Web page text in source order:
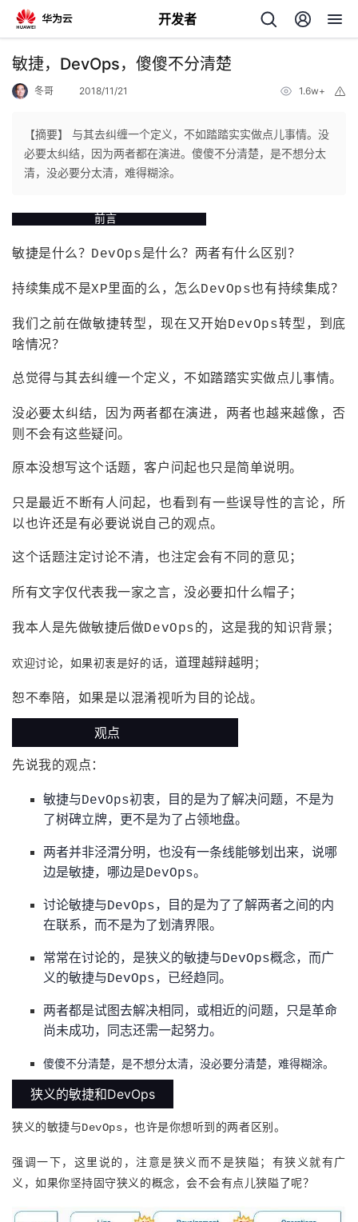
开发者
返
人
我
发
者
我
的
博
我
的
我
播
活
动
的
关
我
的
发
学
课
的
证
我
实
验
的
收
藏
我
Programs
的
持
持
建
议
敏捷，DevOps，傻傻不分清楚
冬哥 2018/11/21 1.6w+
【摘要】 与其去纠缠一个定义，不如踏踏实实做点儿事情。没
必要太纠结，因为两者都在演进。傻傻不分清楚，是不想分太
清，没必要分太清，难得糊涂。
前言
敏捷是什么？DevOps是什么？两者有什么区别？
持续集成不是XP里面的么，怎么DevOps也有持续集成？
我们之前在做敏捷转型，现在又开始DevOps转型，到底
啥情况？
总觉得与其去纠缠一个定义，不如踏踏实实做点儿事情。
没必要太纠结，因为两者都在演进，两者也越来越像，否
则不会有这些疑问。
原本没想写这个话题，客户问起也只是简单说明。
只是最近不断有人问起，也看到有一些误导性的言论，所
以也许还是有必要说说自己的观点。
这个话题注定讨论不清，也注定会有不同的意见；
所有文字仅代表我一家之言，没必要扣什么帽子；
我本人是先做敏捷后做DevOps的，这是我的知识背景；
欢迎讨论，如果初衷是好的话， 道理越辩越明 ；
恕不奉陪，如果是以混淆视听为目的论战。
观点
先说我的观点：
敏捷与DevOps初衷，目的是为了解决问题，不是为
了树碑立牌，更不是为了占领地盘。
两者并非泾渭分明，也没有一条线能够划出来，说哪
边是敏捷，哪边是DevOps。
讨论敏捷与DevOps，目的是为了了解两者之间的内
在联系，而不是为了划清界限。
常常在讨论的，是狭义的敏捷与DevOps概念，而广
义的敏捷与DevOps，已经趋同。
两者都是试图去解决相同，或相近的问题，只是革命
尚未成功，同志还需一起努力。
傻傻不分清楚，是不想分太清，没必要分清楚，难得糊涂。
狭义的敏捷和DevOps
狭义的敏捷与DevOps，也许是你想听到的两者区别。
强调一下，这里说的，注意是狭义而不是狭隘；有狭义就有广
义，如果你坚持固守狭义的概念，会不会有点儿狭隘了呢？